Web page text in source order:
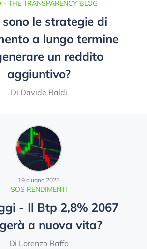
- THE TRANSPARENCY BLOG
sono le strategie di
a lungo termine
un reddito
aggiuntivo?
Di Davide Baldi
SOS RENDIMENTI
19 giugno 2023
- Il Btp 2,8% 2067
a nuova vita?
Di Lorenzo Raffo